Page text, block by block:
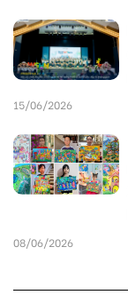
15/06/2026
08/06/2026